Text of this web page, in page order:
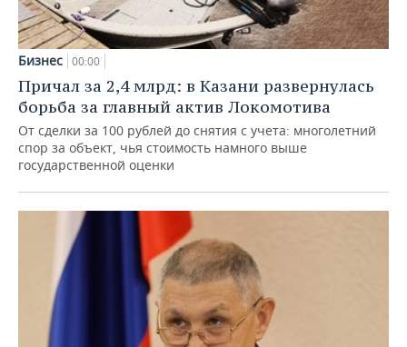
Бизнес 00:00
Причал за 2,4 млрд: в Казани развернулась
борьба за главный актив Локомотива
От сделки за 100 рублей до снятия с учета: многолетний
спор за объект, чья стоимость намного выше
государственной оценки